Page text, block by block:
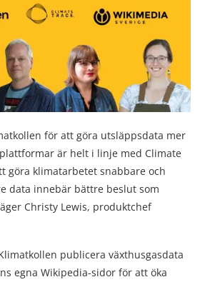
för att göra utsläppsdata mer
är helt i linje med Climate
göra klimatarbetet snabbare och
data innebär bättre beslut som
Christy Lewis, produktchef
publicera växthusgasdata
egna Wikipedia-sidor för att öka